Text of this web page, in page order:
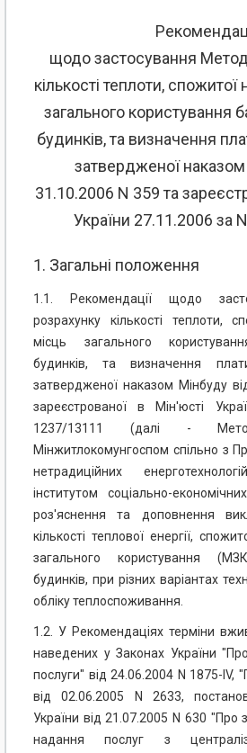
щодо застосування
кількості теплоти,
загального користування
будинків, та визначення
затвердженої
31.10.2006 N 359 та
України 27.11.2006 за
1. Загальні положення
1.1. Рекомендації щодо
розрахунку кількості теплоти,
місць загального
будинків, та визначення
затвердженої наказом Мінбуду
зареєстрованої в Мін'юсті
1237/13111 (далі -
Мінжитлокомунгоспом спільно з
нетрадиційних
інститутом соціально-
роз'яснення та доповнення
кількості теплової енергії,
загального користування
будинків, при різних варіантах
обліку теплоспоживання.
1.2. У Рекомендаціях терміни
наведених у Законах України
послуги" від 24.06.2004 N 1875-IV,
від 02.06.2005 N 2633,
України від 21.07.2005 N 630
надання послуг з